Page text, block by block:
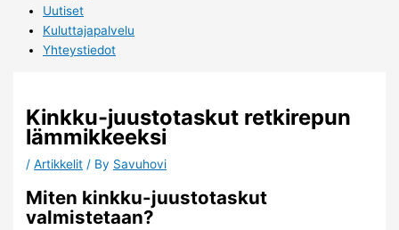
Uutiset
Kuluttajapalvelu
Yhteystiedot
Kinkku-juustotaskut retkirepun
lämmikkeeksi
/Artikkelit / By Savuhovi
Miten kinkku-juustotaskut
valmistetaan?